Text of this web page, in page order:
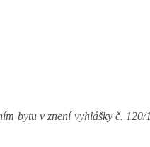
bytu v znení vyhlášky č.